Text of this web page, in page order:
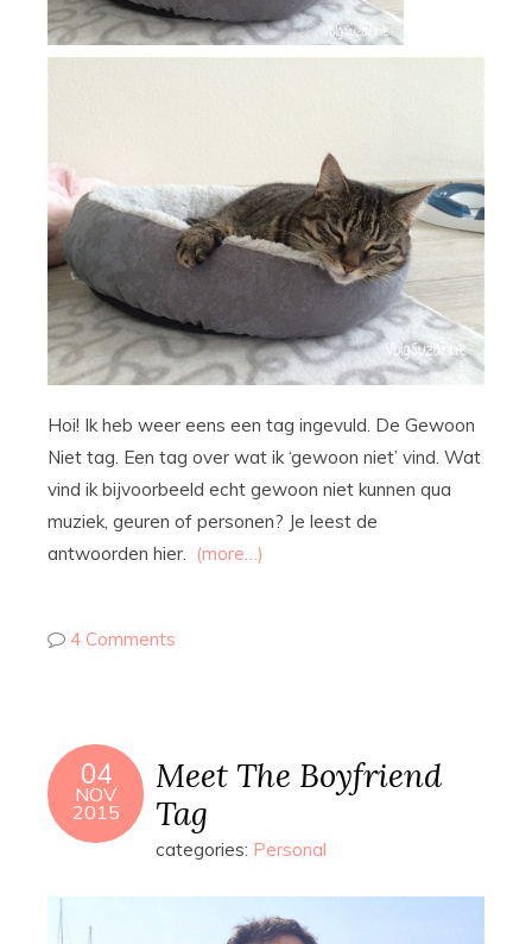
Hoi! Ik heb weer eens een tag ingevuld. De Gewoon
Niet tag. Een tag over wat ik ‘gewoon niet’ vind. Wat
vind ik bijvoorbeeld echt gewoon niet kunnen qua
muziek, geuren of personen? Je leest de
antwoorden hier. (more…)
4 Comments
04
NOV
2015
Meet The Boyfriend
Tag
categories: Personal